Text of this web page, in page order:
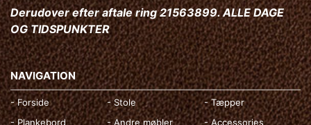
Derudover efter aftale ring 21563899. ALLE DAGE
OG TIDSPUNKTER
NAVIGATION
- Forside - Stole
- Tæpper
- Plankebord
- Andre møbler - Accessories